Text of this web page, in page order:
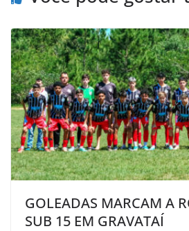
k p
i
l
GOLEADAS MARCAM A
SUB 15 EM GRAVATAÍ